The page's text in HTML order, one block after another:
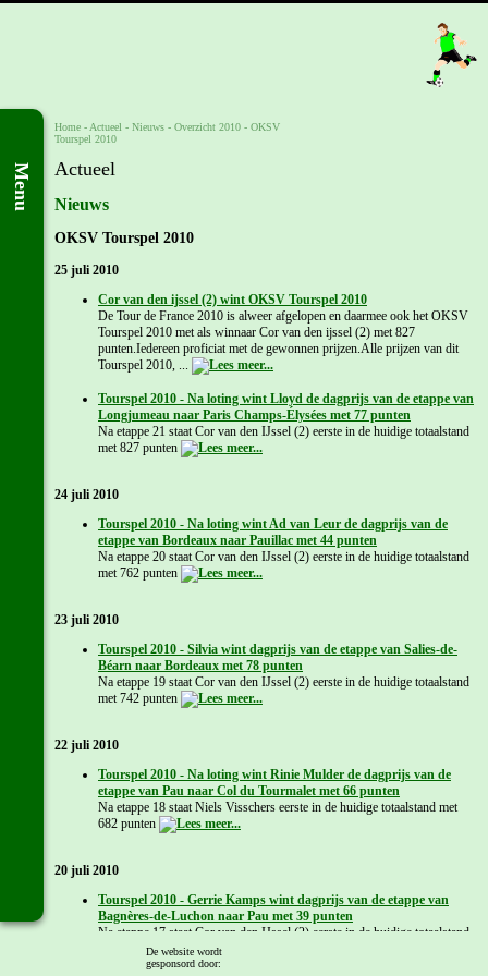
Menu
Home - Actueel - Nieuws - Overzicht 2010 - OKSV
Tourspel 2010
Actueel
Nieuws
OKSV Tourspel 2010
25 juli 2010
Cor van den ijssel (2) wint OKSV Tourspel 2010
De Tour de France 2010 is alweer afgelopen en daarmee ook het OKSV
Tourspel 2010 met als winnaar Cor van den ijssel (2) met 827
punten.Iedereen proficiat met de gewonnen prijzen.Alle prijzen van dit
Tourspel 2010, ...
Tourspel 2010 - Na loting wint Lloyd de dagprijs van de etappe van
Longjumeau naar Paris Champs-Élysées met 77 punten
Na etappe 21 staat Cor van den IJssel (2) eerste in de huidige totaalstand
met 827 punten
24 juli 2010
Tourspel 2010 - Na loting wint Ad van Leur de dagprijs van de
etappe van Bordeaux naar Pauillac met 44 punten
Na etappe 20 staat Cor van den IJssel (2) eerste in de huidige totaalstand
met 762 punten
23 juli 2010
Tourspel 2010 - Silvia wint dagprijs van de etappe van Salies-de-
Béarn naar Bordeaux met 78 punten
Na etappe 19 staat Cor van den IJssel (2) eerste in de huidige totaalstand
met 742 punten
22 juli 2010
Tourspel 2010 - Na loting wint Rinie Mulder de dagprijs van de
etappe van Pau naar Col du Tourmalet met 66 punten
Na etappe 18 staat Niels Visschers eerste in de huidige totaalstand met
682 punten
20 juli 2010
Tourspel 2010 - Gerrie Kamps wint dagprijs van de etappe van
Bagnères-de-Luchon naar Pau met 39 punten
Na etappe 17 staat Cor van den IJssel (2) eerste in de huidige totaalstand
met 625 puntenDe website wordt
gesponsord door: